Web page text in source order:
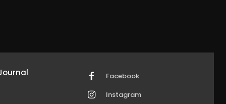
Facebook
Instagram